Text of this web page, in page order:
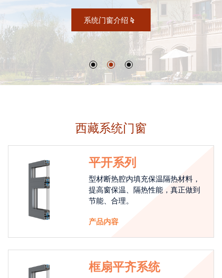
系统门窗介绍
西藏系统门窗
平开系列
型材断热腔内填充保温隔热材料，
提高窗保温、隔热性能，真正做到
节能、合理。
产品内容
框扇平齐系统